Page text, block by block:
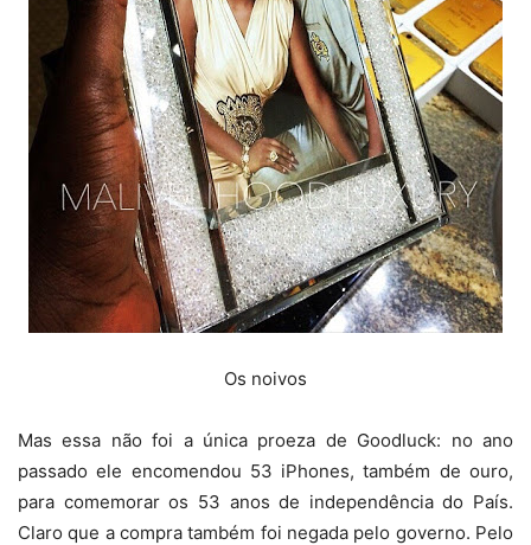
Os noivos
Mas essa não foi a única proeza de Goodluck: no ano
passado ele encomendou 53 iPhones, também de ouro,
para comemorar os 53 anos de independência do País.
Claro que a compra também foi negada pelo governo. Pelo